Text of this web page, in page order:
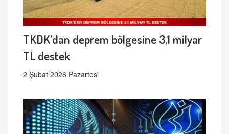
TKDK’dan deprem bölgesine 3,1 milyar
TL destek
2 Şubat 2026 Pazartesi